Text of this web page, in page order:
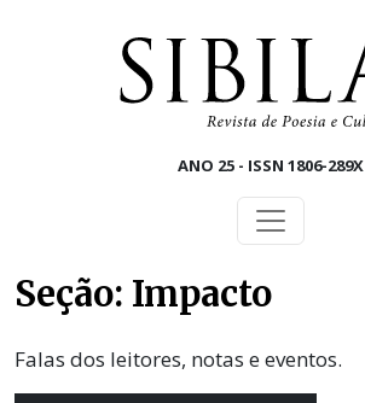
ANO 25 - ISSN 1806-289X
Seção: Impacto
Falas dos leitores, notas e eventos.